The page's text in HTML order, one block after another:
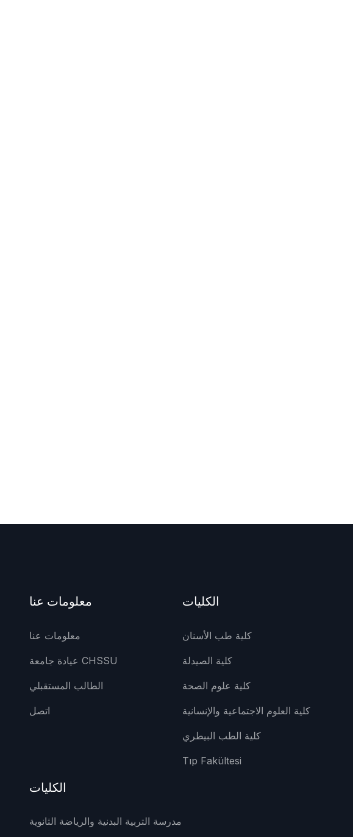
معلومات عنا
معلومات عنا
عيادة جامعة CHSSU
الطالب المستقبلي
اتصل
الكليات
كلية طب الأسنان
كلية الصيدلة
كلية علوم الصحة
كلية العلوم الاجتماعية والإنسانية
كلية الطب البيطري
Tıp Fakültesi
الكليات
مدرسة التربية البدنية والرياضة الثانوية